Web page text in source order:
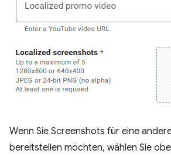
Wenn Sie Screenshots für eine
bereitstellen möchten, wählen Sie